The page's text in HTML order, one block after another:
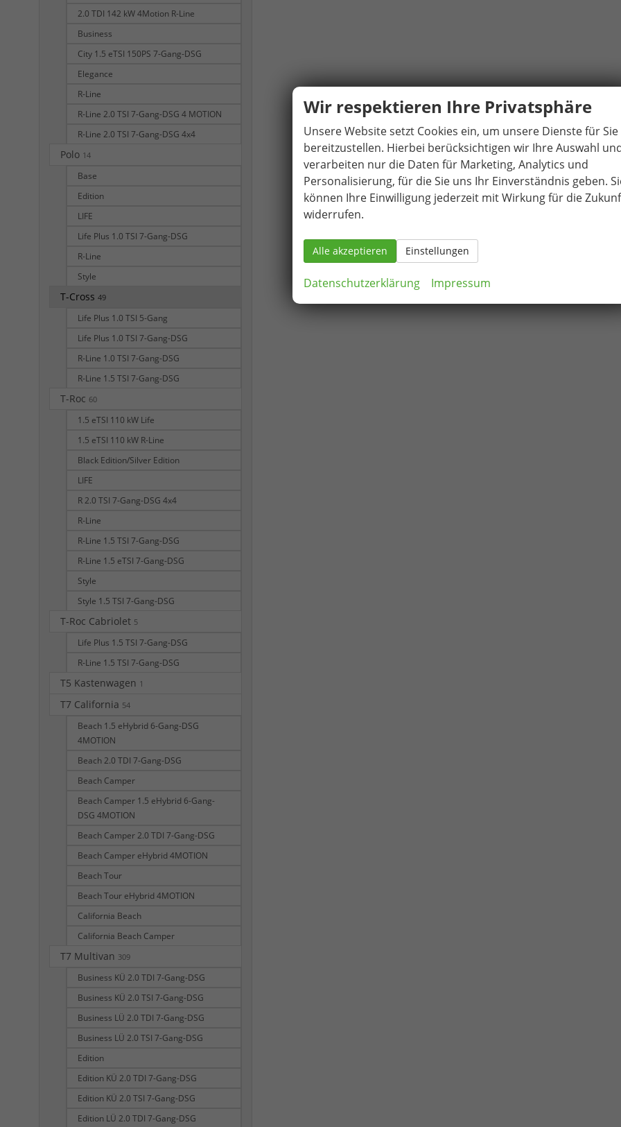
2.0 TDI 142 kW 4Motion R-Line
Business
City 1.5 eTSI 150PS 7-Gang-DSG
Elegance
R-Line
R-Line 2.0 TSI 7-Gang-DSG 4 MOTION
R-Line 2.0 TSI 7-Gang-DSG 4x4
Polo 14
Base
Edition
LIFE
Life Plus 1.0 TSI 7-Gang-DSG
R-Line
Style
T-Cross 49
Life Plus 1.0 TSI 5-Gang
Life Plus 1.0 TSI 7-Gang-DSG
R-Line 1.0 TSI 7-Gang-DSG
R-Line 1.5 TSI 7-Gang-DSG
T-Roc 60
1.5 eTSI 110 kW Life
1.5 eTSI 110 kW R-Line
Black Edition/Silver Edition
LIFE
R 2.0 TSI 7-Gang-DSG 4x4
R-Line
R-Line 1.5 TSI 7-Gang-DSG
R-Line 1.5 eTSI 7-Gang-DSG
Style
Style 1.5 TSI 7-Gang-DSG
T-Roc Cabriolet 5
Life Plus 1.5 TSI 7-Gang-DSG
R-Line 1.5 TSI 7-Gang-DSG
T5 Kastenwagen 1
T7 California 54
Beach 1.5 eHybrid 6-Gang-DSG
4MOTION
Beach 2.0 TDI 7-Gang-DSG
Beach Camper
Beach Camper 1.5 eHybrid 6-Gang-
DSG 4MOTION
Beach Camper 2.0 TDI 7-Gang-DSG
Beach Camper eHybrid 4MOTION
Beach Tour
Beach Tour eHybrid 4MOTION
California Beach
California Beach Camper
T7 Multivan 309
Business KÜ 2.0 TDI 7-Gang-DSG
Business KÜ 2.0 TSI 7-Gang-DSG
Business LÜ 2.0 TDI 7-Gang-DSG
Business LÜ 2.0 TSI 7-Gang-DSG
Edition
Edition KÜ 2.0 TDI 7-Gang-DSG
Edition KÜ 2.0 TSI 7-Gang-DSG
Edition LÜ 2.0 TDI 7-Gang-DSG
Wir respektieren Ihre Privatsphäre
Unsere Website setzt Cookies ein, um unsere Dienste für Sie
bereitzustellen. Hierbei berücksichtigen wir Ihre Auswahl
verarbeiten nur die Daten für Marketing, Analytics und
Personalisierung, für die Sie uns Ihr Einverständnis geben.
können Ihre Einwilligung jederzeit mit Wirkung für die
widerrufen.
Alle akzeptieren Einstellungen
Datenschutzerklärung Impressum